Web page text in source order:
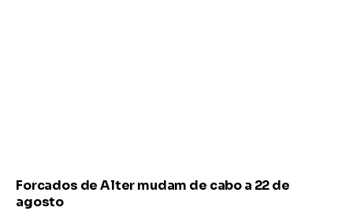
Forcados de Alter mudam de cabo a 22 de
agosto